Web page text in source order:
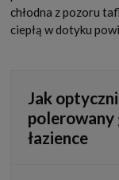
chłodna z pozoru
ciepłą w dotyku
Jak
polerowany
łazience